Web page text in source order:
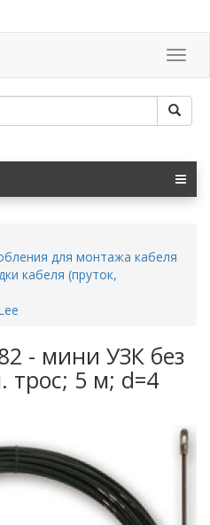
для монтажа кабеля
кабеля (пруток,
- мини УЗК без
трос; 5 м; d=4